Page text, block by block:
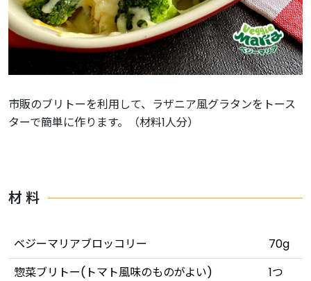
市販のブリトーを利用して、ラザニア風グラタンをトース
ターで簡単に作ります。（材料1人分）
材 料
ベジーマリアブロッコリー
70g
惣菜ブリトー(トマト風味のものがよい)
1つ